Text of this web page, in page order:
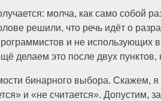
молча, как само
решили, что речь идёт о
и не использующих
делаем это после двух
бинарного выбора. Скажем,
и «не считается». Допустим,